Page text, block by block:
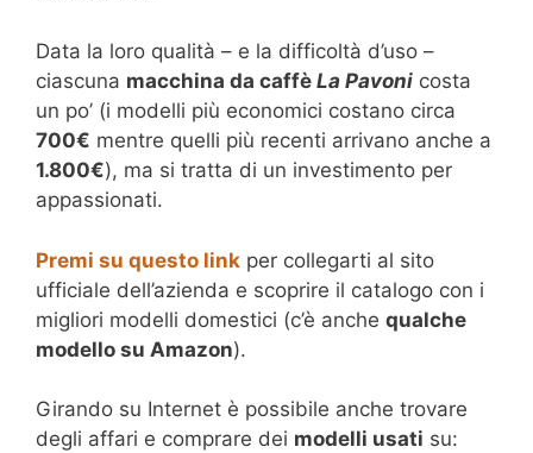
Data la loro qualità – e la difficoltà d’uso –
ciascuna macchina da caffè La Pavoni costa
un po’ (i modelli più economici costano circa
700€ mentre quelli più recenti arrivano anche a
1.800€), ma si tratta di un investimento per
appassionati.
Premi su questo link per collegarti al sito
ufficiale dell’azienda e scoprire il catalogo con i
migliori modelli domestici (c’è anche qualche
modello su Amazon).
Girando su Internet è possibile anche trovare
degli affari e comprare dei modelli usati su: